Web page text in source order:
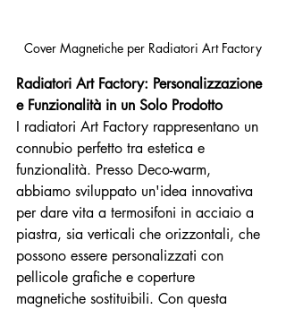
Cover Magnetiche per Radiatori Art Factory
Radiatori Art Factory: Personalizzazione
e Funzionalità in un Solo Prodotto
I radiatori Art Factory rappresentano un
connubio perfetto tra estetica e
funzionalità. Presso Deco-warm,
abbiamo sviluppato un'idea innovativa
per dare vita a termosifoni in acciaio a
piastra, sia verticali che orizzontali, che
possono essere personalizzati con
pellicole grafiche e coperture
magnetiche sostituibili. Con questa